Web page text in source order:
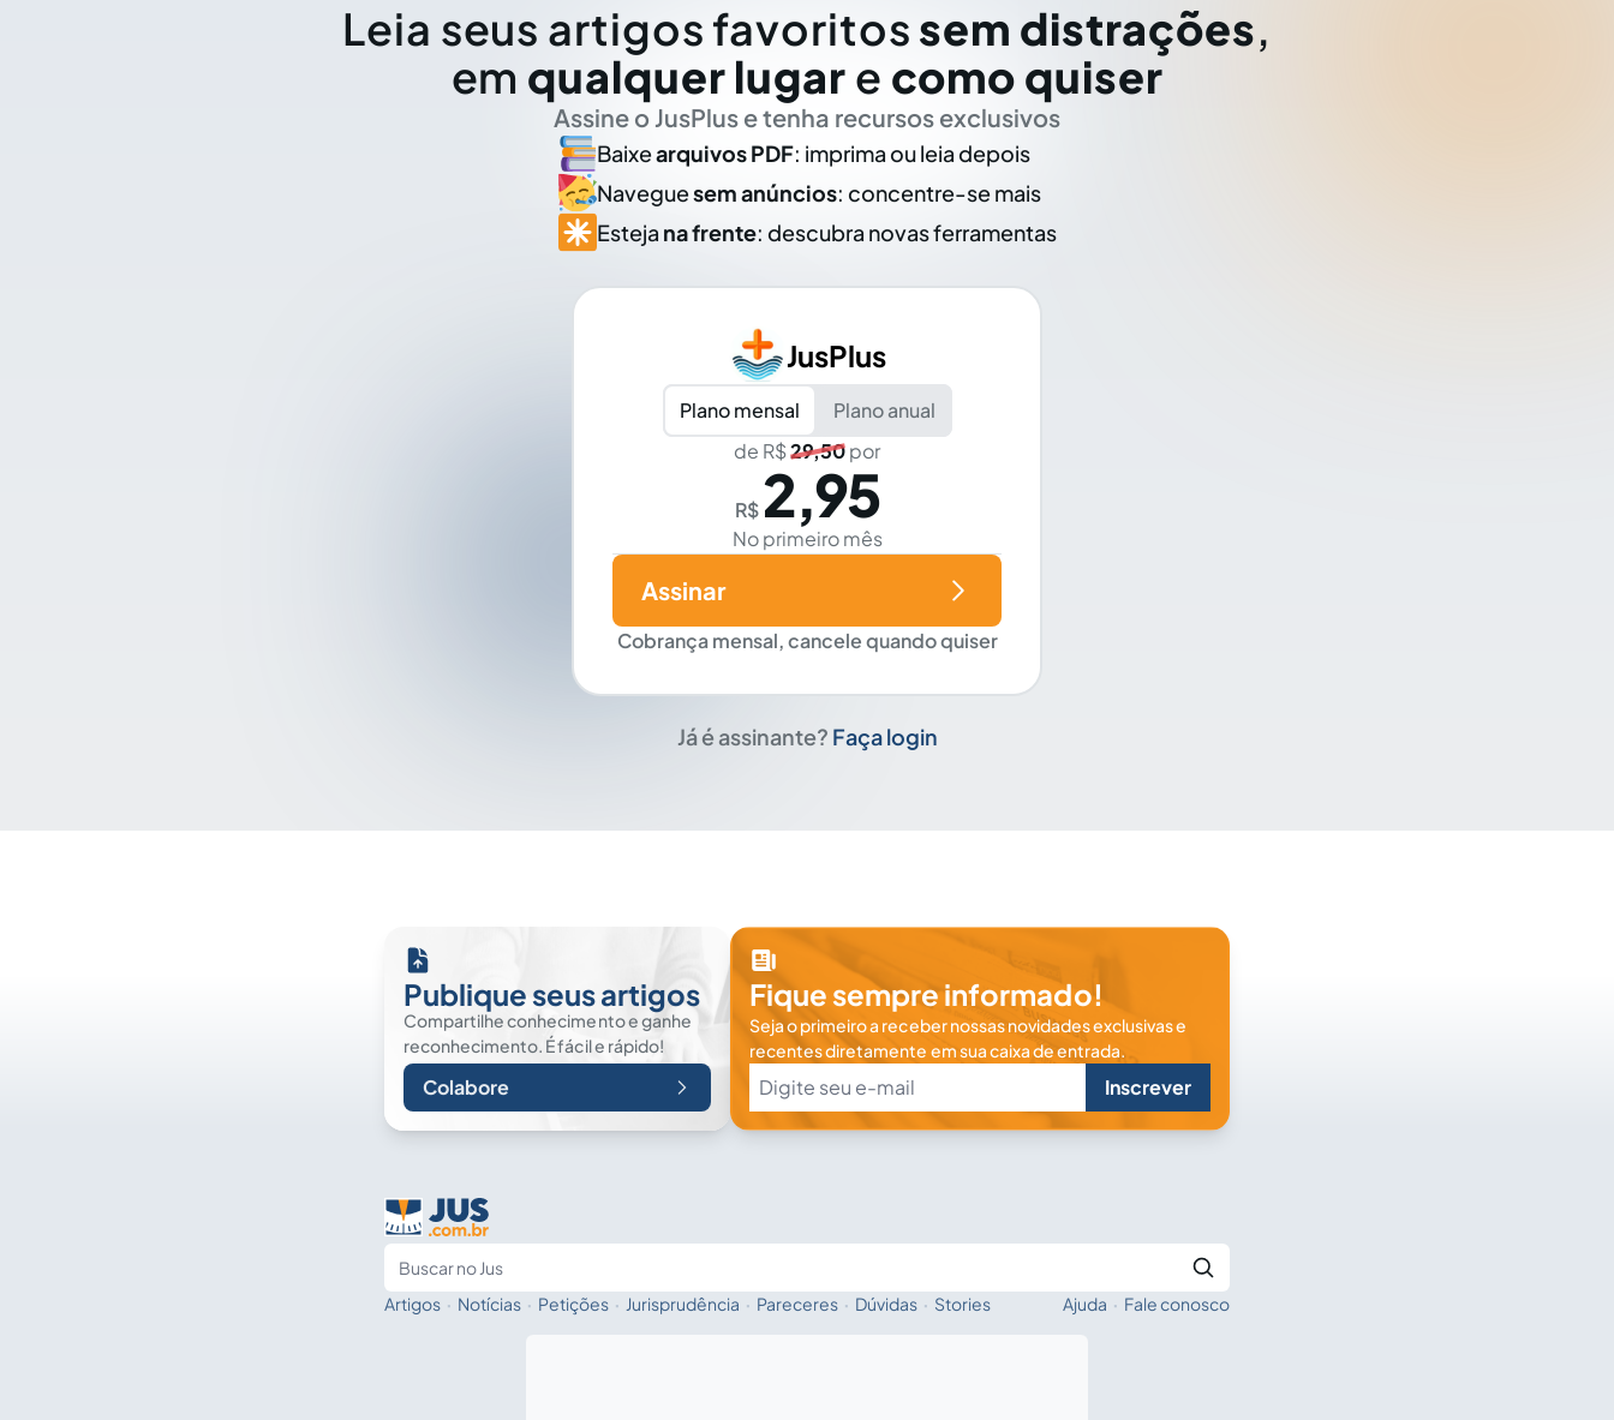
Leia seus artigos favoritos sem distrações,
em qualquer lugar e como quiser
Assine o JusPlus e tenha recursos exclusivos
Baixearquivos PDF: imprima ou leia depois
Naveguesem anúncios: concentre-se mais
Esteja na frente: descubra novas ferramentas
JusPlus
Plano mensal
Plano anual
de R$29,50por
R$ 2,95
No primeiro mês
Cobrança mensal, cancele quando quiser
Assinar
Já é assinante? Faça login
Publique seus artigos
Compartilhe conhecimento e ganhe
reconhecimento. É fácil e rápido!
Colabore
Fique sempre informado!
Seja o primeiro a receber nossas novidades exclusivas e
recentes diretamente em sua caixa de entrada.
Inscrever
Artigos · Notícias · Petições · Jurisprudência · Pareceres · Dúvidas · Stories Ajuda · Fale conosco